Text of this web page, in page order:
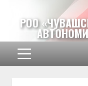
содержимому
РОО
Основное